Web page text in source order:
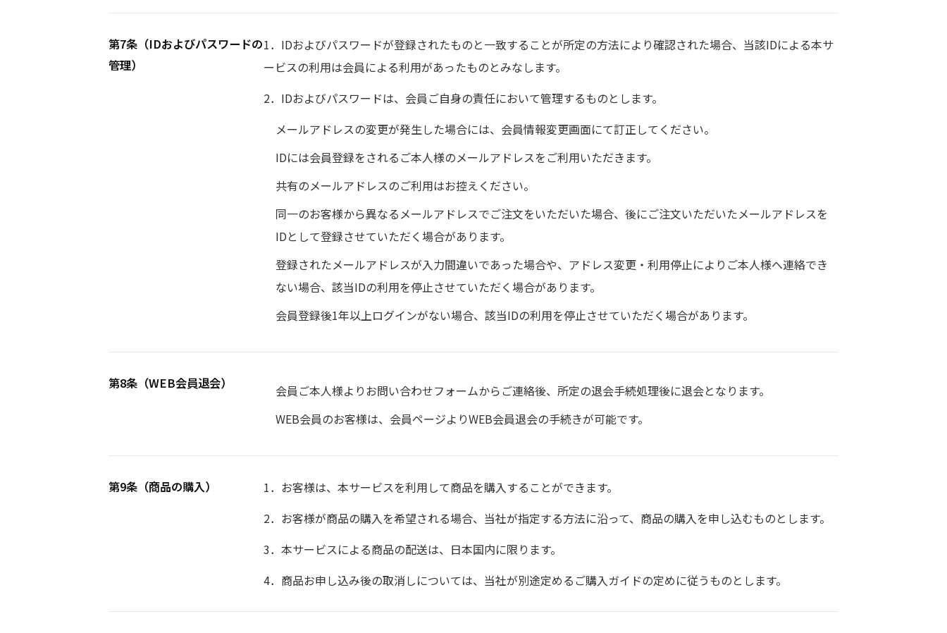
第7条（IDおよびパスワードの
管理）
1．IDおよびパスワードが登録されたものと一致することが所定の方法により確認された場合、当該IDによる本サ
ービスの利用は会員による利用があったものとみなします。
2．IDおよびパスワードは、会員ご自身の責任において管理するものとします。
メールアドレスの変更が発生した場合には、会員情報変更画面にて訂正してください。
IDには会員登録をされるご本人様のメールアドレスをご利用いただきます。
共有のメールアドレスのご利用はお控えください。
同一のお客様から異なるメールアドレスでご注文をいただいた場合、後にご注文いただいたメールアドレスを
IDとして登録させていただく場合があります。
登録されたメールアドレスが入力間違いであった場合や、アドレス変更・利用停止によりご本人様へ連絡でき
ない場合、該当IDの利用を停止させていただく場合があります。
会員登録後1年以上ログインがない場合、該当IDの利用を停止させていただく場合があります。
第8条（WEB会員退会）
会員ご本人様よりお問い合わせフォームからご連絡後、所定の退会手続処理後に退会となります。
WEB会員のお客様は、会員ページよりWEB会員退会の手続きが可能です。
第9条（商品の購入）
1．お客様は、本サービスを利用して商品を購入することができます。
2．お客様が商品の購入を希望される場合、当社が指定する方法に沿って、商品の購入を申し込むものとします。
3．本サービスによる商品の配送は、日本国内に限ります。
4．商品お申し込み後の取消しについては、当社が別途定めるご購入ガイドの定めに従うものとします。